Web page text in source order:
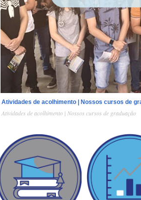
Atividades de acolhimento | Nossos cursos de
Atividades de acolhimento | Nossos cursos de graduação